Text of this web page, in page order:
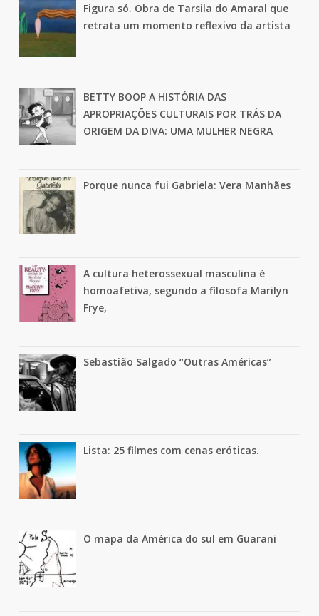
Figura só. Obra de Tarsila do Amaral que
retrata um momento reflexivo da artista
BETTY BOOP A HISTÓRIA DAS
APROPRIAÇÕES CULTURAIS POR TRÁS DA
ORIGEM DA DIVA: UMA MULHER NEGRA
Porque nunca fui Gabriela: Vera Manhães
A cultura heterossexual masculina é
homoafetiva, segundo a filosofa Marilyn
Frye,
Sebastião Salgado “Outras Américas”
Lista: 25 filmes com cenas eróticas.
O mapa da América do sul em Guarani